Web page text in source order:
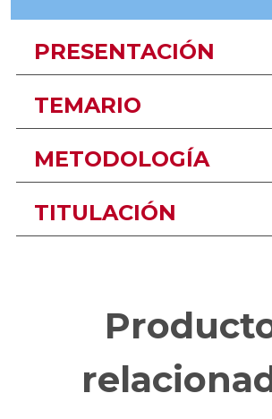
PRESENTACIÓN
TEMARIO
METODOLOGÍA
TITULACIÓN